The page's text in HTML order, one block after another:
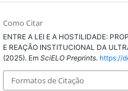
Como Citar
ENTRE A LEI E A HOSTILIDADE:
E REAÇÃO INSTITUCIONAL DA
(2025). Em SciELO Preprints. https://
Formatos de Citação